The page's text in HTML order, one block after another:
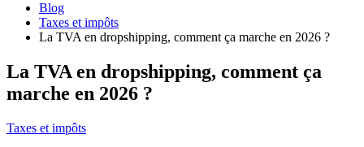
Blog
Taxes et impôts
La TVA en dropshipping, comment ça marche en 2026 ?
La TVA en dropshipping, comment ça
marche en 2026 ?
Taxes et impôts